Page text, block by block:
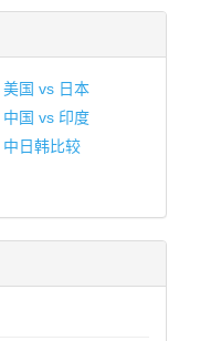
美国 vs 日本
中国 vs 印度
中日韩比较